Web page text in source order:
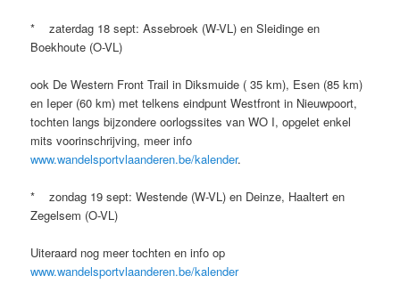
* zaterdag 18 sept: Assebroek (W-VL) en Sleidinge en
Boekhoute (O-VL)
ook De Western Front Trail in Diksmuide ( 35 km), Esen (85 km)
en Ieper (60 km) met telkens eindpunt Westfront in Nieuwpoort,
tochten langs bijzondere oorlogssites van WO I, opgelet enkel
mits voorinschrijving, meer info
www.wandelsportvlaanderen.be/kalender.
* zondag 19 sept: Westende (W-VL) en Deinze, Haaltert en
Zegelsem (O-VL)
Uiteraard nog meer tochten en info op
www.wandelsportvlaanderen.be/kalender